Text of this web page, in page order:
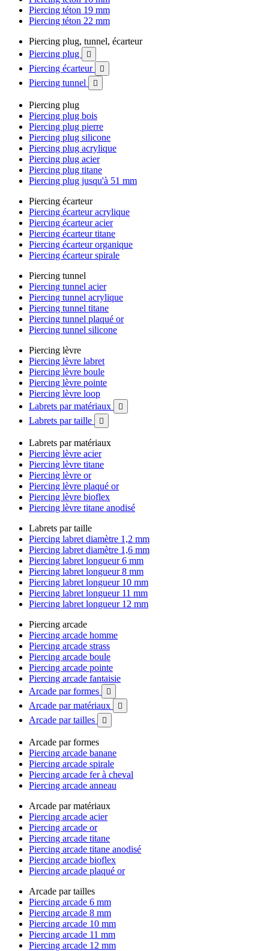
Piercing téton 19 mm
Piercing téton 22 mm
Piercing plug, tunnel, écarteur
Piercing plug

Piercing écarteur 
Piercing tunnel 
Piercing plug
Piercing plug bois
Piercing plug pierre
Piercing plug silicone
Piercing plug acrylique
Piercing plug acier
Piercing plug titane
Piercing plug jusqu'à 51 mm
Piercing écarteur
Piercing écarteur acrylique
Piercing écarteur acier
Piercing écarteur titane
Piercing écarteur organique
Piercing écarteur spirale
Piercing tunnel
Piercing tunnel acier
Piercing tunnel acrylique
Piercing tunnel titane
Piercing tunnel plaqué or
Piercing tunnel silicone
Piercing lèvre
Piercing lèvre labret
Piercing lèvre boule
Piercing lèvre pointe
Piercing lèvre loop
Labrets par matériaux

Labrets par taille 
Labrets par matériaux
Piercing lèvre acier
Piercing lèvre titane
Piercing lèvre or
Piercing lèvre plaqué or
Piercing lèvre bioflex
Piercing lèvre titane anodisé
Labrets par taille
Piercing labret diamètre 1,2 mm
Piercing labret diamètre 1,6 mm
Piercing labret longueur 6 mm
Piercing labret longueur 8 mm
Piercing labret longueur 10 mm
Piercing labret longueur 11 mm
Piercing labret longueur 12 mm
Piercing arcade
Piercing arcade homme
Piercing arcade strass
Piercing arcade boule
Piercing arcade pointe
Piercing arcade fantaisie
Arcade par formes

Arcade par matériaux 
Arcade par tailles 
Arcade par formes
Piercing arcade banane
Piercing arcade spirale
Piercing arcade fer à cheval
Piercing arcade anneau
Arcade par matériaux
Piercing arcade acier
Piercing arcade or
Piercing arcade titane
Piercing arcade titane anodisé
Piercing arcade bioflex
Piercing arcade plaqué or
Arcade par tailles
Piercing arcade 6 mm
Piercing arcade 8 mm
Piercing arcade 10 mm
Piercing arcade 11 mm
Piercing arcade 12 mm